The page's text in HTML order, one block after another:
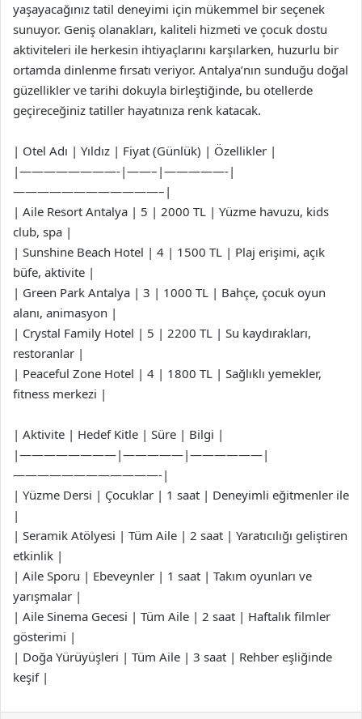
yaşayacağınız tatil deneyimi için mükemmel bir seçenek
sunuyor. Geniş olanakları, kaliteli hizmeti ve çocuk dostu
aktiviteleri ile herkesin ihtiyaçlarını karşılarken, huzurlu bir
ortamda dinlenme fırsatı veriyor. Antalya’nın sunduğu doğal
güzellikler ve tarihi dokuyla birleştiğinde, bu otellerde
geçireceğiniz tatiller hayatınıza renk katacak.
| Otel Adı | Yıldız | Fiyat (Günlük) | Özellikler |
|————————-|——–|—————-|
————————————–|
| Aile Resort Antalya | 5 | 2000 TL | Yüzme havuzu, kids
club, spa |
| Sunshine Beach Hotel | 4 | 1500 TL | Plaj erişimi, açık
büfe, aktivite |
| Green Park Antalya | 3 | 1000 TL | Bahçe, çocuk oyun
alanı, animasyon |
| Crystal Family Hotel | 5 | 2200 TL | Su kaydırakları,
restoranlar |
| Peaceful Zone Hotel | 4 | 1800 TL | Sağlıklı yemekler,
fitness merkezi |
| Aktivite | Hedef Kitle | Süre | Bilgi |
|————————|—————|——————|
————————————-|
| Yüzme Dersi | Çocuklar | 1 saat | Deneyimli eğitmenler ile
|
| Seramik Atölyesi | Tüm Aile | 2 saat | Yaratıcılığı geliştiren
etkinlik |
| Aile Sporu | Ebeveynler | 1 saat | Takım oyunları ve
yarışmalar |
| Aile Sinema Gecesi | Tüm Aile | 2 saat | Haftalık filmler
gösterimi |
| Doğa Yürüyüşleri | Tüm Aile | 3 saat | Rehber eşliğinde
keşif |